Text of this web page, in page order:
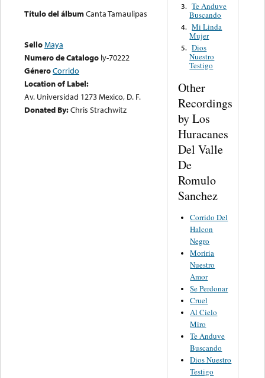
Título del álbumCanta Tamaulipas
SelloMaya
Numero de Catalogo ly-70222
GéneroCorrido
Location of Label:
Av. Universidad 1273 Mexico, D. F.
Donated By:Chris Strachwitz
3. Te Anduve
Buscando
4. Mi Linda
Mujer
5. Dios
Nuestro
Testigo
Other
Recordings
by Los
Huracanes
Del Valle
De
Romulo
Sanchez
Corrido Del
Halcon
Negro
Moriria
Nuestro
Amor
Se Perdonar
Cruel
Al Cielo
Miro
Te Anduve
Buscando
Dios Nuestro
Testigo